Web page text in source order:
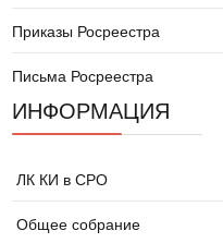
Приказы Росреестра
Письма Росреестра
ИНФОРМАЦИЯ
ЛК КИ в СРО
Общее собрание